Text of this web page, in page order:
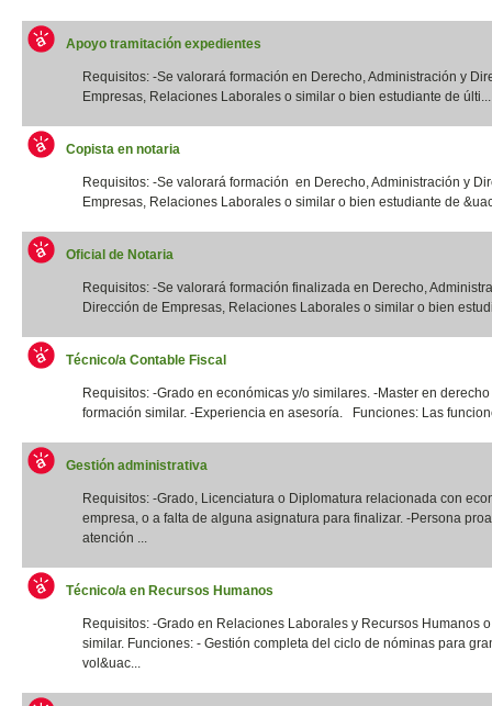
Apoyo tramitación expedientes
Requisitos: -Se valorará formación en Derecho, Administración y
Empresas, Relaciones Laborales o similar o bien estudiante de últi...
Copista en notaria
Requisitos: -Se valorará formación en Derecho, Administración y
Empresas, Relaciones Laborales o similar o bien estudiante de
Oficial de Notaria
Requisitos: -Se valorará formación finalizada en Derecho,
Dirección de Empresas, Relaciones Laborales o similar o bien
Técnico/a Contable Fiscal
Requisitos: -Grado en económicas y/o similares. -Master en
formación similar. -Experiencia en asesoría. Funciones: Las
Gestión administrativa
Requisitos: -Grado, Licenciatura o Diplomatura relacionada con
empresa, o a falta de alguna asignatura para finalizar. -Persona
atención ...
Técnico/a en Recursos Humanos
Requisitos: -Grado en Relaciones Laborales y Recursos Humanos
similar. Funciones: - Gestión completa del ciclo de nóminas para
vol&uac...